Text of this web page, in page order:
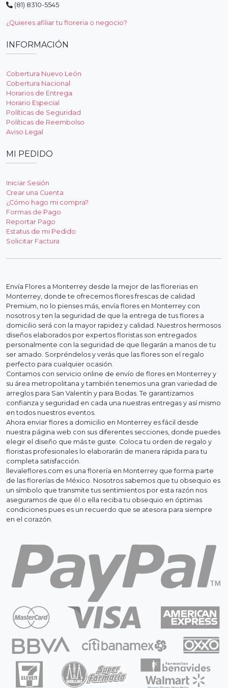
(81) 8310-5545
¿Quieres afiliar tu floreria o negocio?
INFORMACIÓN
Cobertura Nuevo León
Cobertura Nacional
Horarios de Entrega
Horario Especial
Políticas de Seguridad
Políticas de Reembolso
Aviso Legal
MI PEDIDO
Iniciar Sesión
Crear una Cuenta
¿Cómo hago mi compra?
Formas de Pago
Reportar Pago
Estatus de mi Pedido
Solicitar Factura
Envía Flores a Monterrey desde la mejor de las florerias en
Monterrey, donde te ofrecemos flores frescas de calidad
Premium, no lo pienses más, envía flores en Monterrey con
nosotros y ten la seguridad de que la entrega de tus flores a
domicilio será con la mayor rapidez y calidad. Nuestros hermosos
diseños elaborados por expertos floristas son entregados
personalmente con la seguridad de que llegarán a manos de tu
ser amado. Sorpréndelos y verás que las flores son el regalo
perfecto para cualquier ocasión.
Contamos con servicio online de envío de flores en Monterrey y
su área metropolitana y también tenemos una gran variedad de
arreglos para San Valentín y para Bodas. Te garantizamos
confianza y seguridad en cada una nuestras entregas y así mismo
en todos nuestros eventos.
Ahora enviar flores a domicilio en Monterrey es fácil desde
nuestra página web con sus diferentes secciones, donde puedes
elegir el diseño que más te guste. Coloca tu orden de regalo y
floristas profesionales lo elaborarán de manera rápida para tu
completa satisfacción.
llevaleflores.com es una florería en Monterrey que forma parte
de las florerías de México. Nosotros sabemos que tu obsequio es
un símbolo que transmite tus sentimientos por esta razón nos
aseguramos de que él o ella reciba tu obsequio en óptimas
condiciones pues es un recuerdo que se atesora para siempre
en el corazón.